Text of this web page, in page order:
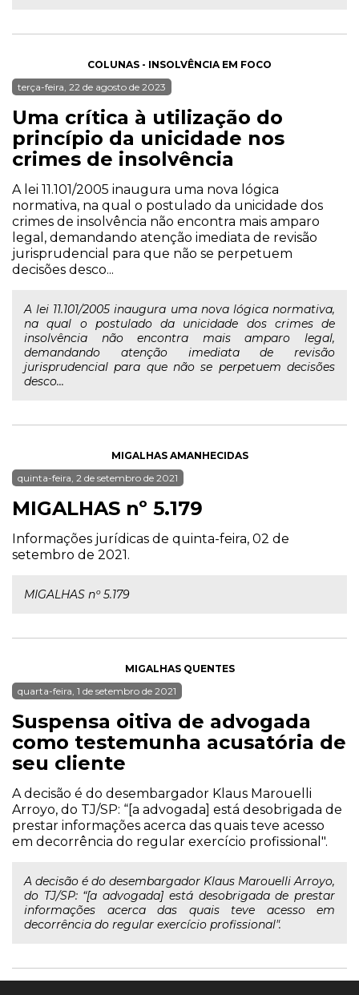
COLUNAS - INSOLVÊNCIA EM FOCO
terça-feira, 22 de agosto de 2023
Uma crítica à utilização do
princípio da unicidade nos
crimes de insolvência
A lei 11.101/2005 inaugura uma nova lógica
normativa, na qual o postulado da unicidade dos
crimes de insolvência não encontra mais amparo
legal, demandando atenção imediata de revisão
jurisprudencial para que não se perpetuem
decisões desco...
A lei 11.101/2005 inaugura uma nova lógica normativa,
na qual o postulado da unicidade dos crimes de
insolvência não encontra mais amparo legal,
demandando atenção imediata de revisão
jurisprudencial para que não se perpetuem decisões
desco...
MIGALHAS AMANHECIDAS
quinta-feira, 2 de setembro de 2021
MIGALHAS nº 5.179
Informações jurídicas de quinta-feira, 02 de
setembro de 2021.
MIGALHAS nº 5.179
MIGALHAS QUENTES
quarta-feira, 1 de setembro de 2021
Suspensa oitiva de advogada
como testemunha acusatória de
seu cliente
A decisão é do desembargador Klaus Marouelli
Arroyo, do TJ/SP: “[a advogada] está desobrigada de
prestar informações acerca das quais teve acesso
em decorrência do regular exercício profissional".
A decisão é do desembargador Klaus Marouelli Arroyo,
do TJ/SP: “[a advogada] está desobrigada de prestar
informações acerca das quais teve acesso em
decorrência do regular exercício profissional".